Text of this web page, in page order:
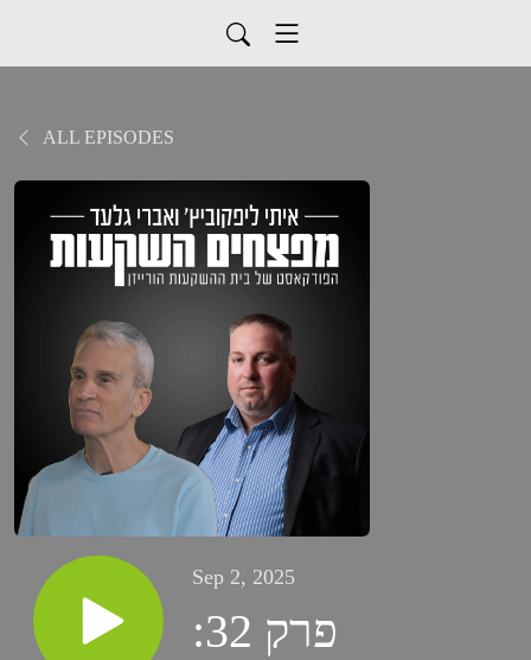
ALL EPISODES
Sep 2, 2025
פרק 32: